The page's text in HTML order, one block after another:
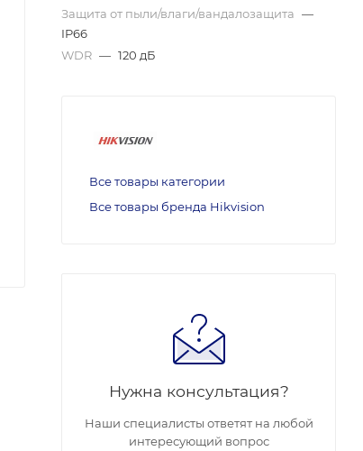
Защита от пыли/влаги/вандалозащита —
IP66
WDR — 120 дБ
Все товары категории
Все товары бренда Hikvision
Нужна консультация?
Наши специалисты ответят на любой
интересующий вопрос